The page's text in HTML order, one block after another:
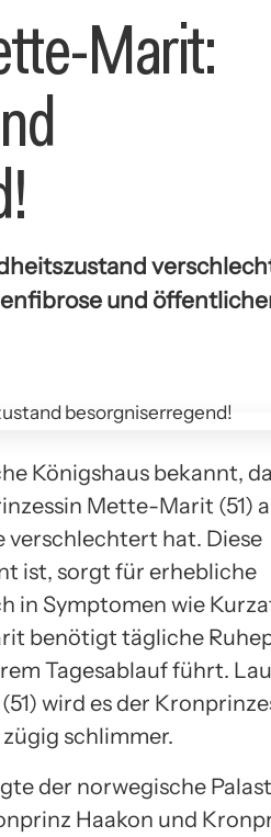
Marit:
und
Königshaus bekannt,
Mette-Marit (51)
hat. Diese
ist, sorgt für erhebliche
in Symptomen wie
benötigt tägliche
Tagesablauf führt.
wird es der
schlimmer.
der norwegische
Haakon und